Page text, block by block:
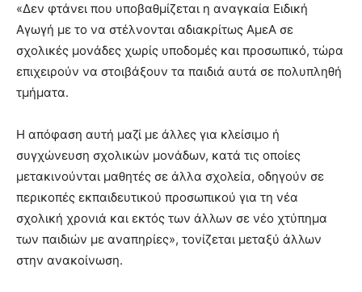
«Δεν φτάνει που υποβαθμίζεται η αναγκαία Ειδική
Αγωγή με το να στέλνονται αδιακρίτως ΑμεΑ σε
σχολικές μονάδες χωρίς υποδομές και προσωπικό, τώρα
επιχειρούν να στοιβάξουν τα παιδιά αυτά σε πολυπληθή
τμήματα.
Η απόφαση αυτή μαζί με άλλες για κλείσιμο ή
συγχώνευση σχολικών μονάδων, κατά τις οποίες
μετακινούνται μαθητές σε άλλα σχολεία, οδηγούν σε
περικοπές εκπαιδευτικού προσωπικού για τη νέα
σχολική χρονιά και εκτός των άλλων σε νέο χτύπημα
των παιδιών με αναπηρίες», τονίζεται μεταξύ άλλων
στην ανακοίνωση.